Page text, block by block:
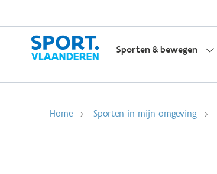
Sporten & bewegen
Home Sporten in mijn omgeving